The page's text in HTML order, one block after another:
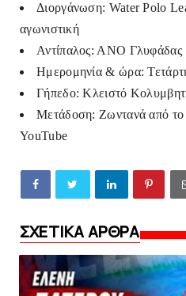
Διοργάνωση: Water Polo
αγωνιστική
Αντίπαλος: ΑΝΟ Γλυφάδας
Ημερομηνία & ώρα:
Γήπεδο: Κλειστό
Μετάδοση: Ζωντανά από το
YouTube
ΣΧΕΤΙΚΑ ΑΡΘΡΑ